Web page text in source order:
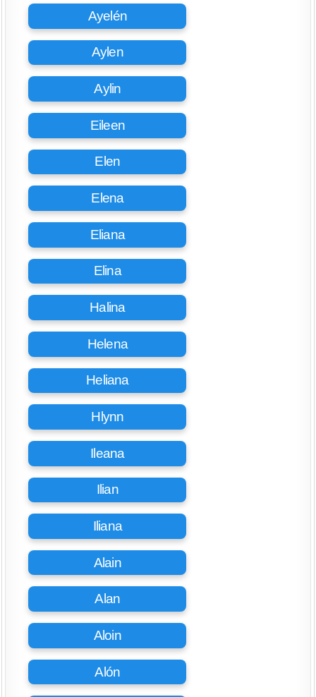
Ayelén
Aylen
Aylin
Eileen
Elen
Elena
Eliana
Elina
Halina
Helena
Heliana
Hlynn
Ileana
Ilian
Iliana
Alain
Alan
Aloin
Alón